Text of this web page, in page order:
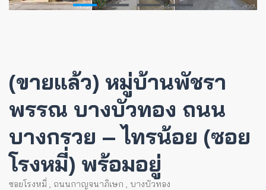
(ขายแล้ว) หมู่บ้านพัชรา
พรรณ บางบัวทอง ถนน
บางกรวย – ไทรน้อย (ซอย
โรงหมี่) พร้อมอยู่
ซอยโรงหมี่ , ถนนกาญจนาภิเษก , บางบัวทอง